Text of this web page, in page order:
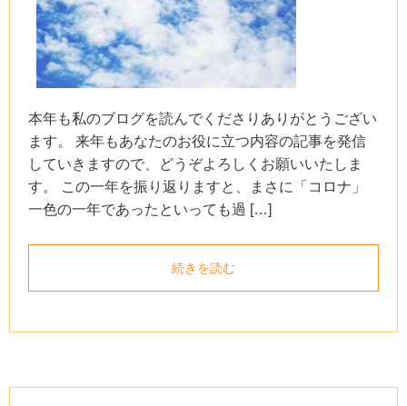
本年も私のブログを読んでくださりありがとうござい
ます。 来年もあなたのお役に立つ内容の記事を発信
していきますので、どうぞよろしくお願いいたしま
す。 この一年を振り返りますと、まさに「コロナ」
一色の一年であったといっても過 […]
続きを読む